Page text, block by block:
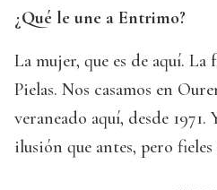
¿Qué le une a Entrimo?
La mujer, que es de aquí.
Pielas. Nos casamos en
veraneado aquí, desde
ilusión que antes, pero fieles